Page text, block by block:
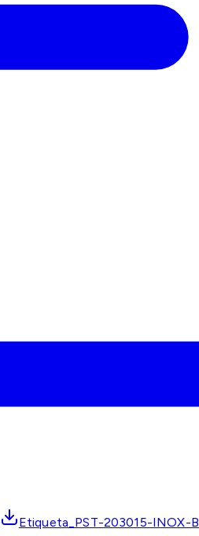
Etiqueta_PST-203015-INOX-B